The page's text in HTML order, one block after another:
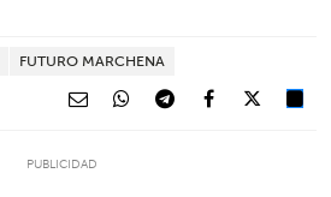
FUTURO MARCHENA